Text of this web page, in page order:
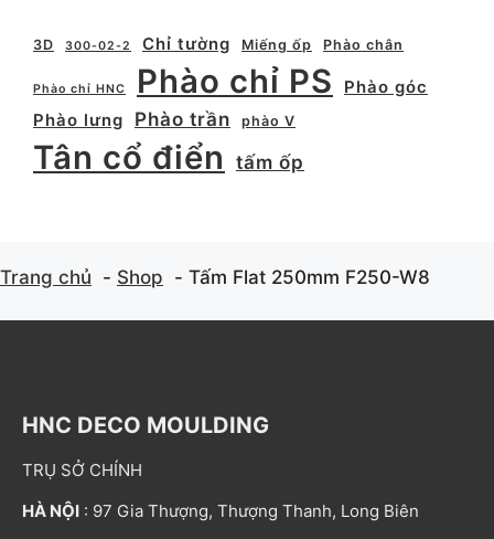
3D 300-02-2 Chỉ tường Miếng ốp Phào chân
Phào chỉ HNC Phào chỉ PS
Phào góc
Phào lưng
Phào trần phào V
Tân cổ điển tấm ốp
Trang chủ Shop Tấm Flat 250mm F250-W8
HNC DECO MOULDING
TRỤ SỞ CHÍNH
HÀ NỘI : 97 Gia Thượng, Thượng Thanh, Long Biên